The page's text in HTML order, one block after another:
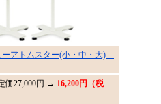
ーアトムスター(小・中・大)
価27,000円 → 16,200円（税